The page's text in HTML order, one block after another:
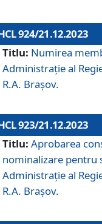
924/21.12.2023
Titlu: Numirea
Administraţie al
R.A. Brașov.
923/21.12.2023
Titlu: Aprobarea
nominalizare pentru
Administrație al
R.A. Brașov.